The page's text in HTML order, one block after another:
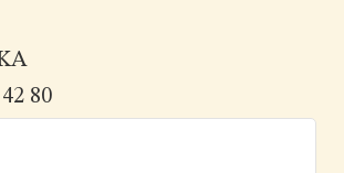
80